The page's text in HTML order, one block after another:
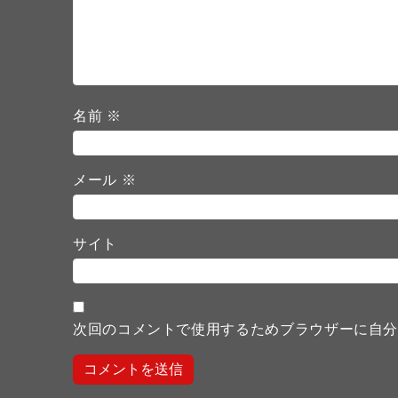
名前 ※
メール ※
サイト
次回のコメントで使用するためブラウザーに自